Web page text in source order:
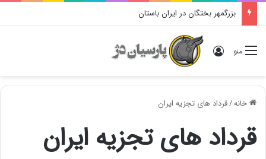
بزرگمهر بختگان در ایران باستان
منو ورود
خانه/قرداد های تجزیه ایران
قرداد های تجزیه ایران